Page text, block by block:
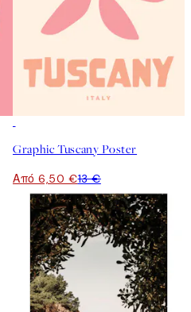
Graphic Tuscany Poster
Από 6,50 €13 €